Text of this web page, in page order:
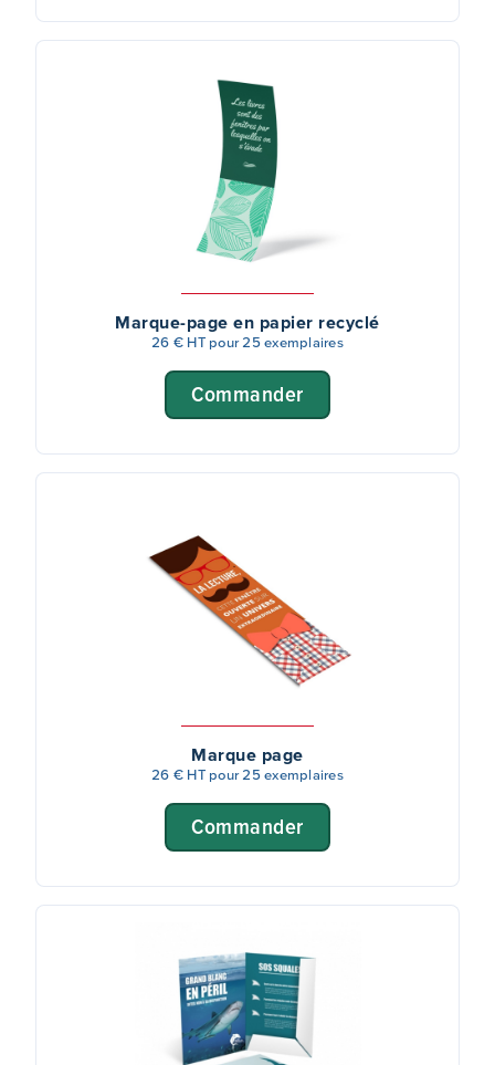
Marque-page en papier recyclé
26 € HT pour 25 exemplaires
Commander
Marque page
26 € HT pour 25 exemplaires
Commander